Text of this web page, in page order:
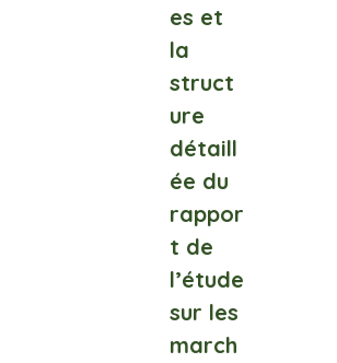
es et
la
struct
ure
détaill
ée du
rappor
t de
l’étude
sur les
march